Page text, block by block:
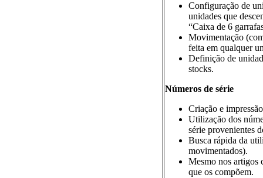
Configuração de
unidades que
“Caixa de 6
Movimentação
feita em qualquer
Definição de
stocks.
Números de série
Criação e
Utilização dos
série provenientes
Busca rápida da
movimentados).
Mesmo nos artigos
que os compõem.